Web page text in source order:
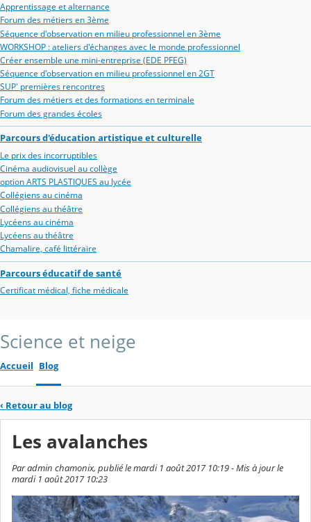
Apprentissage et alternance
Forum des métiers en 3ème
Séquence d'observation en milieu professionnel en 3ème
WORKSHOP : ateliers d'échanges avec le monde professionnel
Créer ensemble une mini-entreprise (EDE PFEG)
Séquence d'observation en milieu professionnel en 2GT
SUP' premières rencontres
Forum des métiers et des formations en terminale
Forum des grandes écoles
Parcours d'éducation artistique et culturelle
Le prix des incorruptibles
Cinéma audiovisuel au collège
option ARTS PLASTIQUES au lycée
Collégiens au cinéma
Collégiens au théâtre
Lycéens au cinéma
Lycéens au théâtre
Chamalire, café littéraire
Parcours éducatif de santé
Certificat médical, fiche médicale
Science et neige
Accueil Blog
‹ Retour au blog
Les avalanches
Par admin chamonix, publié le mardi 1 août 2017 10:19 - Mis à jour le
mardi 1 août 2017 10:23